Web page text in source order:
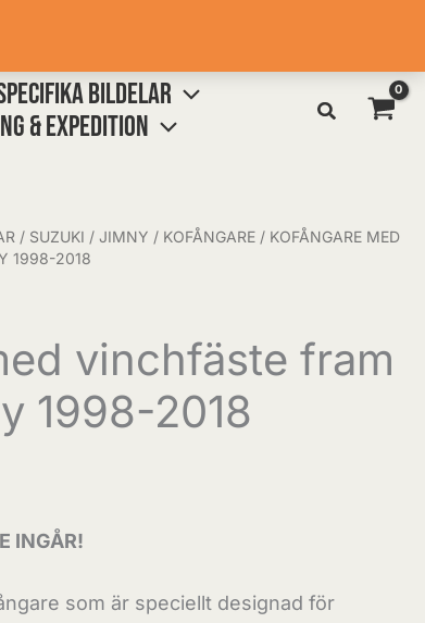
BILDELAR
& EXPEDITION
/ SUZUKI /JIMNY / KOFÅNGARE / KOFÅNGARE MED
1998-2018
vinchfäste fram
1998-2018
INGÅR!
som är speciellt designad för